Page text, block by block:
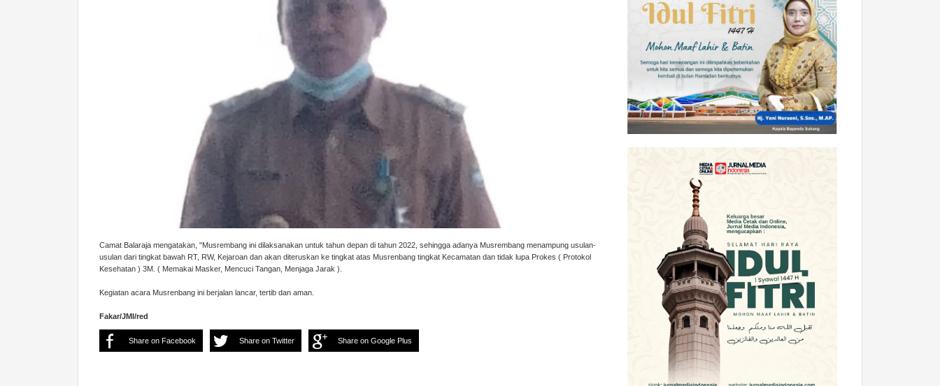
Camat Balaraja mengatakan, "Musrembang ini dilaksanakan untuk tahun depan di tahun 2022, sehingga adanya Musrembang menampung usulan-
usulan dari tingkat bawah RT, RW, Kejaroan dan akan diteruskan ke tingkat atas Musrenbang tingkat Kecamatan dan tidak lupa Prokes ( Protokol
Kesehatan ) 3M. ( Memakai Masker, Mencuci Tangan, Menjaga Jarak ).
Kegiatan acara Musrenbang ini berjalan lancar, tertib dan aman.
Fakar/JMI/red
Share on Facebook Share on Twitter Share on Google Plus